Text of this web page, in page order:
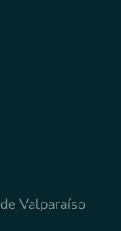
Valparaíso